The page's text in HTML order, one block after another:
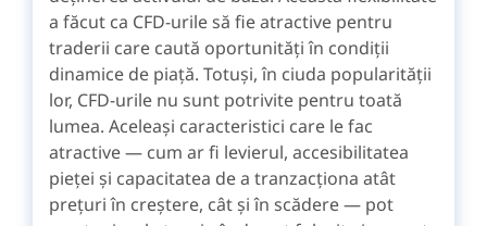
a făcut ca CFD-urile să fie atractive pentru
traderii care caută oportunități în condiții
dinamice de piață. Totuși, în ciuda popularității
lor, CFD-urile nu sunt potrivite pentru toată
lumea. Aceleași caracteristici care le fac
atractive — cum ar fi levierul, accesibilitatea
pieței și capacitatea de a tranzacționa atât
prețuri în creștere, cât și în scădere — pot